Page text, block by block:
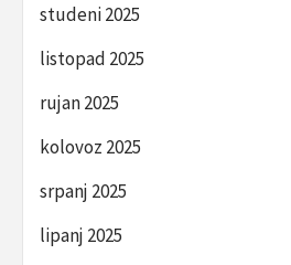
studeni 2025
listopad 2025
rujan 2025
kolovoz 2025
srpanj 2025
lipanj 2025